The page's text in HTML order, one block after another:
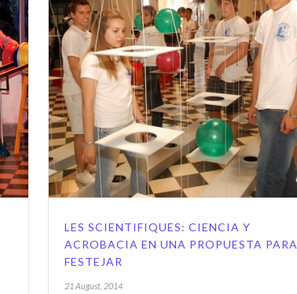
LES SCIENTIFIQUES: CIENCIA Y
ACROBACIA EN UNA PROPUESTA PARA
FESTEJAR
21 August, 2014